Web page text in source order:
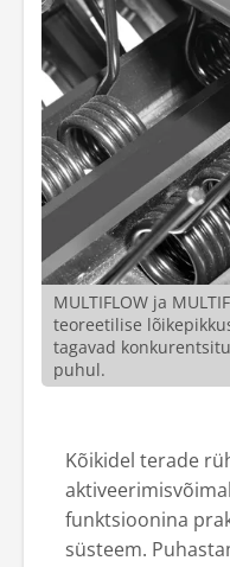
MULTIFLOW ja
teoreetilise
tagavad
puhul.
Kõikidel terade
funktsioonina
süsteem.